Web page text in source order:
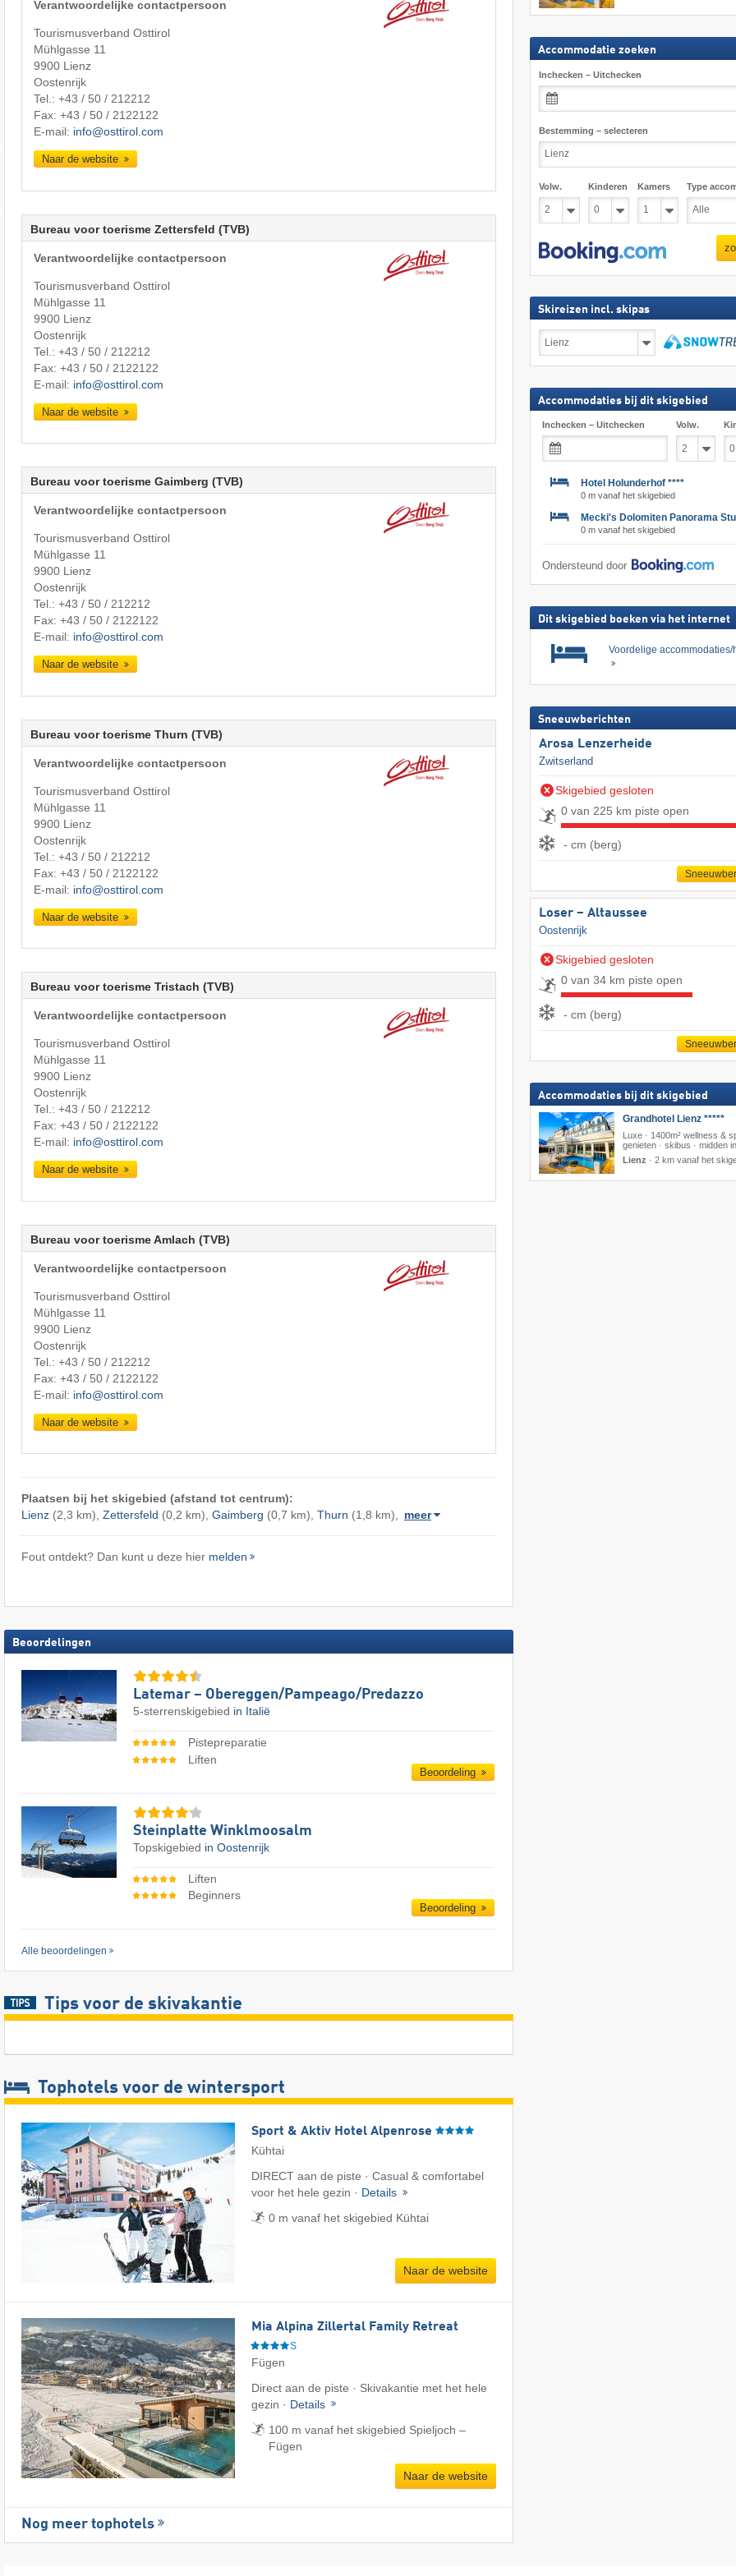
Verantwoordelijke contactpersoon
Tourismusverband Osttirol
Mühlgasse 11
9900 Lienz
Oostenrijk
Tel.: +43 / 50 / 212212
Fax: +43 / 50 / 2122122
E-mail: info@osttirol.com
Naar de website
Bureau voor toerisme Zettersfeld (TVB)
Verantwoordelijke contactpersoon
Tourismusverband Osttirol
Mühlgasse 11
9900 Lienz
Oostenrijk
Tel.: +43 / 50 / 212212
Fax: +43 / 50 / 2122122
E-mail: info@osttirol.com
Naar de website
Bureau voor toerisme Gaimberg (TVB)
Verantwoordelijke contactpersoon
Tourismusverband Osttirol
Mühlgasse 11
9900 Lienz
Oostenrijk
Tel.: +43 / 50 / 212212
Fax: +43 / 50 / 2122122
E-mail: info@osttirol.com
Naar de website
Bureau voor toerisme Thurn (TVB)
Verantwoordelijke contactpersoon
Tourismusverband Osttirol
Mühlgasse 11
9900 Lienz
Oostenrijk
Tel.: +43 / 50 / 212212
Fax: +43 / 50 / 2122122
E-mail: info@osttirol.com
Naar de website
Bureau voor toerisme Tristach (TVB)
Verantwoordelijke contactpersoon
Tourismusverband Osttirol
Mühlgasse 11
9900 Lienz
Oostenrijk
Tel.: +43 / 50 / 212212
Fax: +43 / 50 / 2122122
E-mail: info@osttirol.com
Naar de website
Bureau voor toerisme Amlach (TVB)
Verantwoordelijke contactpersoon
Tourismusverband Osttirol
Mühlgasse 11
9900 Lienz
Oostenrijk
Tel.: +43 / 50 / 212212
Fax: +43 / 50 / 2122122
E-mail: info@osttirol.com
Naar de website
Plaatsen bij het skigebied (afstand tot centrum):
Lienz(2,3 km), Zettersfeld (0,2 km), Gaimberg (0,7 km), Thurn (1,8 km), meer
Fout ontdekt? Dan kunt u deze hier melden
Beoordelingen
Latemar – Obereggen/​Pampeago/​Predazzo
5-sterrenskigebied in Italië
Pistepreparatie
Liften
Beoordeling
Steinplatte Winklmoosalm
Topskigebied in Oostenrijk
Liften
Beginners
Beoordeling
Alle beoordelingen
Tips voor de skivakantie
Tophotels voor de wintersport
Sport & Aktiv Hotel Alpenrose
Kühtai
DIRECT aan de piste · Casual & comfortabel
voor het hele gezin · Details
0 m vanaf het skigebied Kühtai
Naar de website
Mia Alpina Zillertal Family Retreat
S
Fügen
Direct aan de piste · Skivakantie met het hele
gezin · Details
100 m vanaf het skigebied Spieljoch –
Fügen
Naar de website
Nog meer tophotels
Accommodatie zoeken
Inchecken – Uitchecken
Bestemming – selecteren
Volw. Kinderen Kamers Type
Skireizen incl. skipas
incl.
Accommodaties bij dit skigebied
Inchecken – Uitchecken Volw.
Hotel Holunderhof ****
0 m vanaf het skigebied
Mecki's Dolomiten Panorama
0 m vanaf het skigebied
Ondersteund door
Dit skigebied boeken via het internet
Voordelige accommodaties/
Sneeuwberichten
Arosa Lenzerheide
Zwitserland
Skigebied gesloten
0 van 225 km piste open
- cm (berg)
Loser – Altaussee
Oostenrijk
Skigebied gesloten
0 van 34 km piste open
- cm (berg)
Accommodaties bij dit skigebied
Grandhotel Lienz *****
Luxe · 1400m² wellness &
genieten · skibus · midden
Lienz · 2 km vanaf het